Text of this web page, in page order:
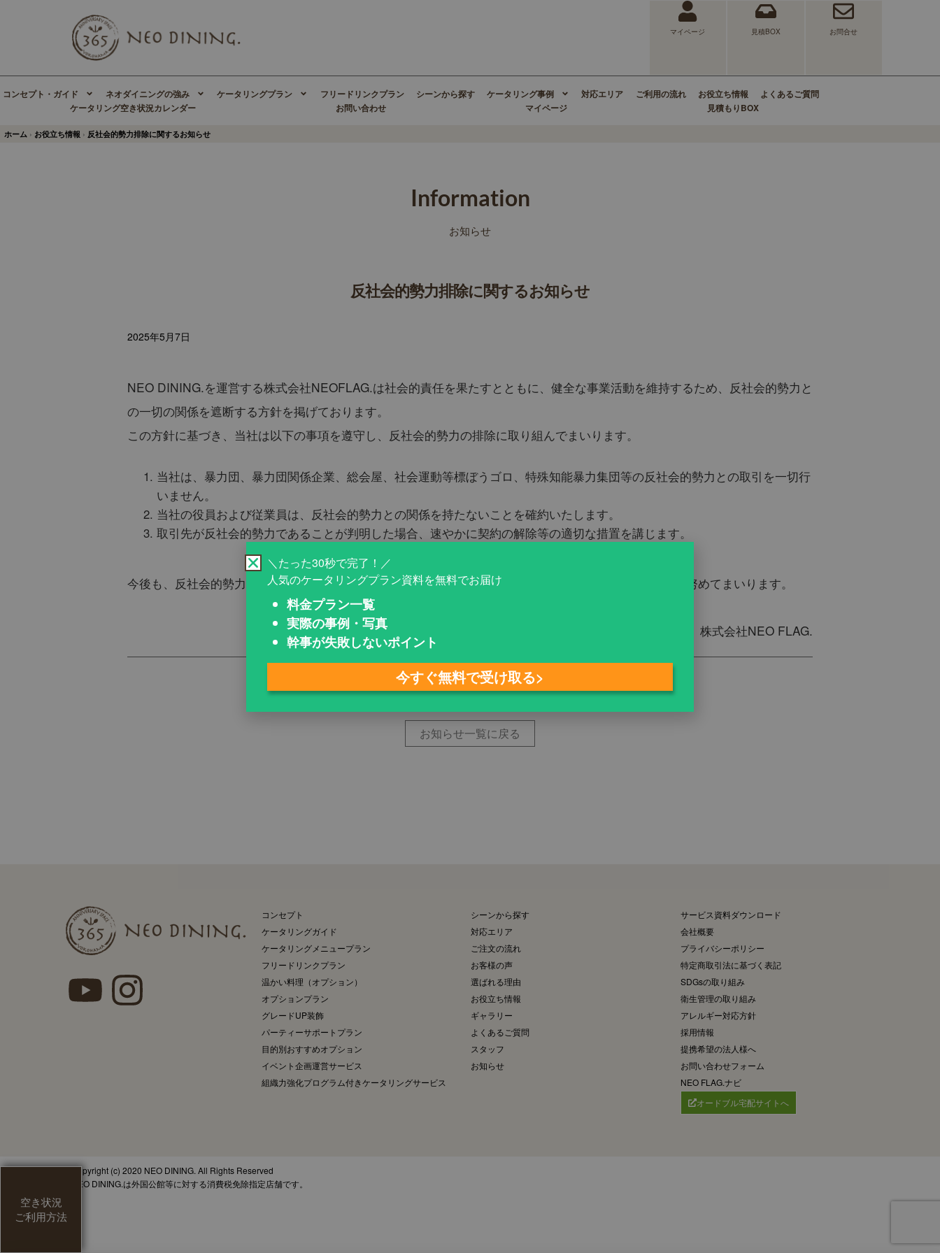
マイページ 見積BOX お問合せ
コンセプト・ガイド ネオダイニングの強み ケータリングプラン フリードリンクプラン シーンから探す ケータリング事例 対応エリア ご利用の流れ お役立ち情報
よくあるご質問
ケータリング空き状況カレンダー​
お問い合わせ マイページ 見積もりBOX
ホーム › お役立ち情報 › 反社会的勢力排除に関するお知らせ
Information
お知らせ
反社会的勢力排除に関するお知らせ
2025年5月7日
NEO DINING.を運営する株式会社NEOFLAG.は社会的責任を果たすとともに、健全な事業活動を維持するため、反社会的勢力と
の一切の関係を遮断する方針を掲げております。
この方針に基づき、当社は以下の事項を遵守し、反社会的勢力の排除に取り組んでまいります。
当社は、暴力団、暴力団関係企業、総会屋、社会運動等標ぼうゴロ、特殊知能暴力集団等の反社会的勢力との取引を一切行
いません。
当社の役員および従業員は、反社会的勢力との関係を持たないことを確約いたします。
取引先が反社会的勢力であることが判明した場合、速やかに契約の解除等の適切な措置を講じます。
今後も、反社会的勢力の排除に向けた取り組みを継続し、皆様に安心してご利用いただける環境の提供に努めてまいります。
株式会社NEO FLAG.
お知らせ一覧に戻る
コンセプト
ケータリングガイド
ケータリングメニュープラン
フリードリンクプラン
温かい料理（オプション）
オプションプラン
グレードUP装飾
パーティーサポートプラン
目的別おすすめオプション
イベント企画運営サービス
組織力強化プログラム付きケータリングサービス
シーンから探す
対応エリア
ご注文の流れ
お客様の声
選ばれる理由
お役立ち情報
ギャラリー
よくあるご質問
スタッフ
お知らせ
サービス資料ダウンロード
会社概要
プライバシーポリシー
特定商取引法に基づく表記
SDGsの取り組み
衛生管理の取り組み
アレルギー対応方針
採用情報
提携希望の法人様へ
お問い合わせフォーム
NEO FLAG.ナビ
オードブル宅配サイトへ
空き状況
ご利用方法
Copyright (c) 2020 NEO DINING. All Rights Reserved
NEO DINING.は外国公館等に対する消費税免除指定店舗です。
＼たった30秒で完了！／
人気のケータリングプラン資料を無料でお届け
料金プラン一覧
実際の事例・写真
幹事が失敗しないポイント
今すぐ無料で受け取る>